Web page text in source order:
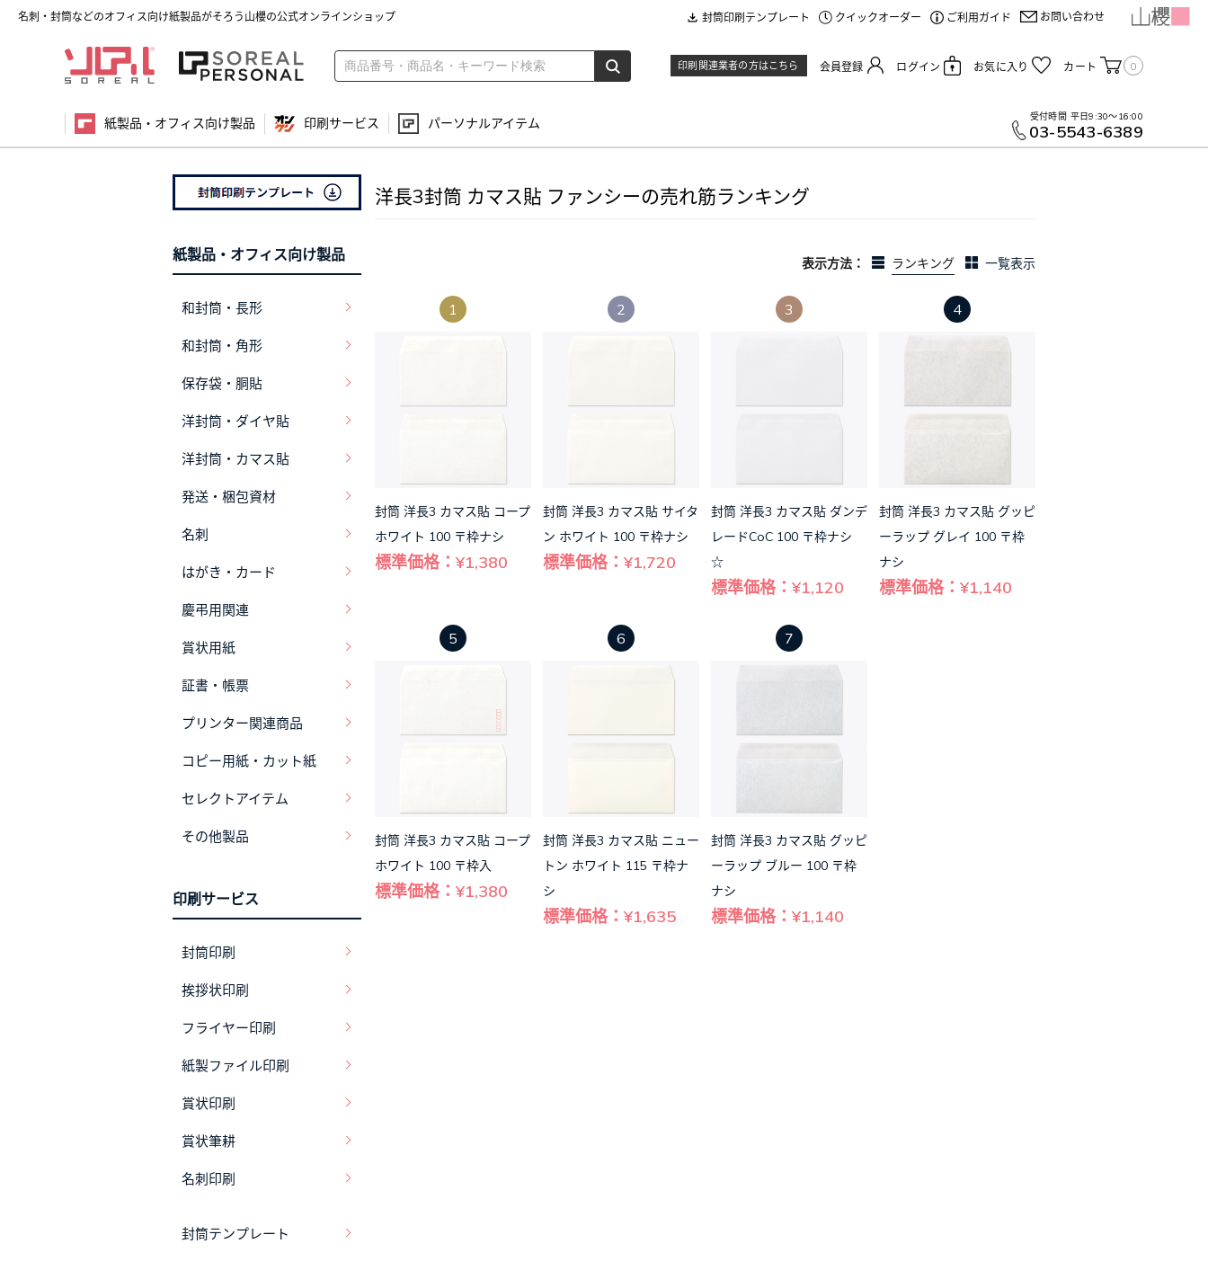
名刺・封筒などのオフィス向け紙製品がそろう山櫻の公式オンラインショップ 封筒印刷テンプレート クイックオーダー ご利用ガイド お問い合わせ
印刷関連業者の方はこちら 会員登録 ログイン お気に入り カート 0
紙製品・オフィス向け製品 印刷サービス パーソナルアイテム 受付時間 平日9:30～16:00
03-5543-6389
洋長3封筒 カマス貼 ファンシーの売れ筋ランキング
表示方法： ランキング 一覧表示
1
封筒 洋長3 カマス貼 コープ
ホワイト 100 〒枠ナシ
標準価格：¥1,380
2
封筒 洋長3 カマス貼 サイタ
ン ホワイト 100 〒枠ナシ
標準価格：¥1,720
3
封筒 洋長3 カマス貼 ダンデ
レードCoC 100 〒枠ナシ
☆
標準価格：¥1,120
4
封筒 洋長3 カマス貼 グッピ
ーラップ グレイ 100 〒枠
ナシ
標準価格：¥1,140
5
封筒 洋長3 カマス貼 コープ
ホワイト 100 〒枠入
標準価格：¥1,380
6
封筒 洋長3 カマス貼 ニュー
トン ホワイト 115 〒枠ナ
シ
標準価格：¥1,635
7
封筒 洋長3 カマス貼 グッピ
ーラップ ブルー 100 〒枠
ナシ
標準価格：¥1,140
紙製品・オフィス向け製品
和封筒・長形
和封筒・角形
保存袋・胴貼
洋封筒・ダイヤ貼
洋封筒・カマス貼
発送・梱包資材
名刺
はがき・カード
慶弔用関連
賞状用紙
証書・帳票
プリンター関連商品
コピー用紙・カット紙
セレクトアイテム
その他製品
印刷サービス
封筒印刷
挨拶状印刷
フライヤー印刷
紙製ファイル印刷
賞状印刷
賞状筆耕
名刺印刷
封筒テンプレート